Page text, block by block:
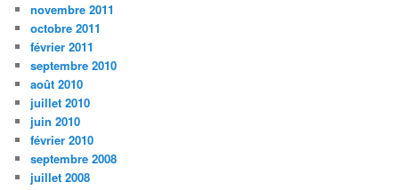
novembre 2011
octobre 2011
février 2011
septembre 2010
août 2010
juillet 2010
juin 2010
février 2010
septembre 2008
juillet 2008